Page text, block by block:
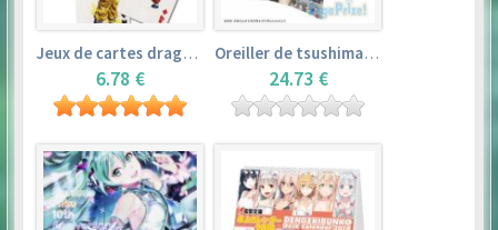
Jeux de cartes dragon ball
6.78 €
Oreiller de tsushima yoshiko (35cm×53cm) – love live! sunshine!!
24.73 €